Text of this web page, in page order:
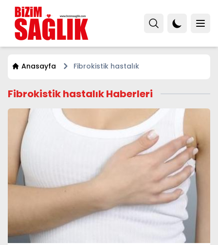
Anasayfa Fibrokistik hastalık
Fibrokistik hastalık Haberleri